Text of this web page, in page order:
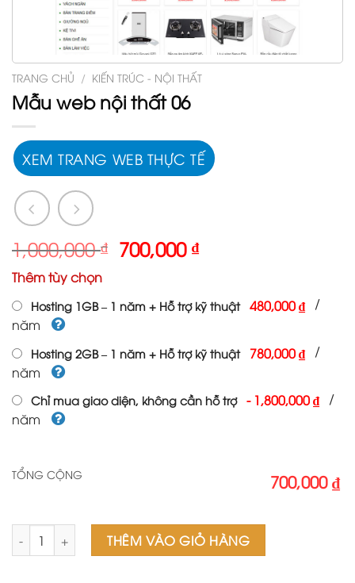
TRANG CHỦ / KIẾN TRÚC - NỘI THẤT
Mẫu web nội thất 06
XEM TRANG WEB THỰC TẾ
1,000,000₫ Giá
gốc
1,000,000 ₫.
700,000₫Giá
là:
Thêm tùy chọn
Hosting 1GB – 1 năm + Hỗ trợ kỹ thuật 480,000 ₫ /
năm
Hosting 2GB – 1 năm + Hỗ trợ kỹ thuật 780,000 ₫ /
năm
Chỉ mua giao diện, không cần hỗ trợ -1,800,000 ₫ /
năm
TỔNG CỘNG 700,000 ₫
Mẫu web nội thất 06 số lượngTHÊM VÀO GIỎ HÀNG